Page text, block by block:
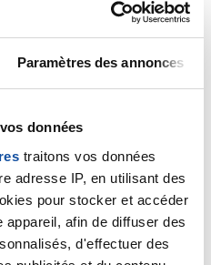
Paramètres des annonces
données
traitons vos données
adresse IP, en utilisant des
pour stocker et accéder
afin de diffuser des
d'effectuer des
qui ont réussi à se
chlore. C'est très sérieux.
également le dioxyde
années et a eu lui
malades condamnés
Andreas Kalcker.
en/what-is-mms/